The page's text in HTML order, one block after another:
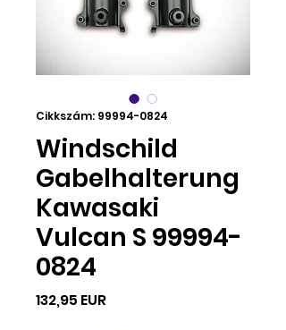
Cikkszám: 99994-0824
Windschild
Gabelhalterung
Kawasaki
Vulcan S 99994-
0824
132,95 EURÁr